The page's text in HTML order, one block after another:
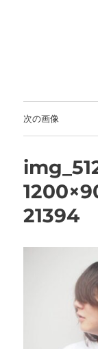
福岡｜
30代から
フィシャ
早朝7時
100％ハ
次の画像
21394